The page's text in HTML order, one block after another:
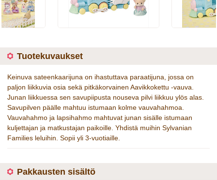
Tuotekuvaukset
Keinuva sateenkaarijuna on ihastuttava paraatijuna, jossa on
paljon liikkuvia osia sekä pitkäkorvainen Aavikkokettu -vauva.
Junan liikkuessa sen savupiipusta nouseva pilvi liikkuu ylös alas.
Savupilven päälle mahtuu istumaan kolme vauvahahmoa.
Vauvahahmo ja lapsihahmo mahtuvat junan sisälle istumaan
kuljettajan ja matkustajan paikoille. Yhdistä muihin Sylvanian
Families leluihin. Sopii yli 3-vuotiaille.
Pakkausten sisältö